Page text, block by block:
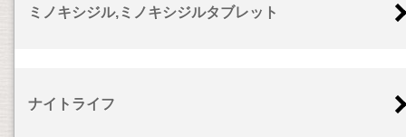
ミノキシジル,ミノキシジルタブレット
ナイトライフ